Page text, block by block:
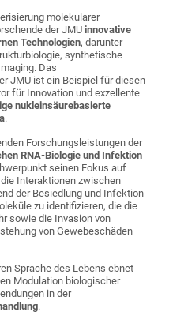
molekularer
der JMUinnovative
Technologien, darunter
synthetische
Das
JMU ist ein Beispiel für diesen
für Innovation und exzellente
nukleinsäurebasierte
.
Forschungsleistungen der
RNA-Biologie und Infektion
seinen Fokus auf
die Interaktionen zwischen
der Besiedlung und Infektion
zu identifizieren, die die
sowie die Invasion von
von Gewebeschäden
Sprache des Lebens ebnet
Modulation biologischer
in der
.